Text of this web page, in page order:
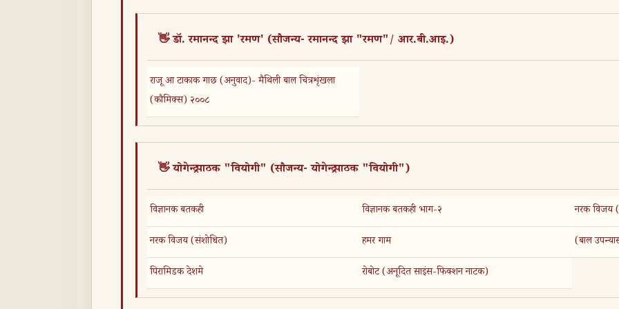
👋 डॉ. रमानन्द झा 'रमण' (सौजन्य- रमानन्द झा "रमण"/ आर.बी.आइ.)
राजू आ टाकाक गाछ (अनुवाद)- मैथिली बाल चित्रशृंखला
(कौमिक्स) २००८
👋 योगेन्द्र पाठक "वियोगी" (सौजन्य- योगेन्द्र पाठक "वियोगी")
विज्ञानक बतकही विज्ञानक बतकही भाग-२ नरक विजय
नरक विजय (संशोधित) हमर गाम (बाल
पिरामिडक देशमे रोबोट (अनूदित साइंस-फिक्शन नाटक)